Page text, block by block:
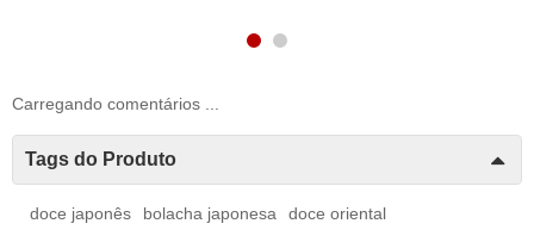
Carregando comentários ...
Tags do Produto
doce japonês bolacha japonesa
doce oriental